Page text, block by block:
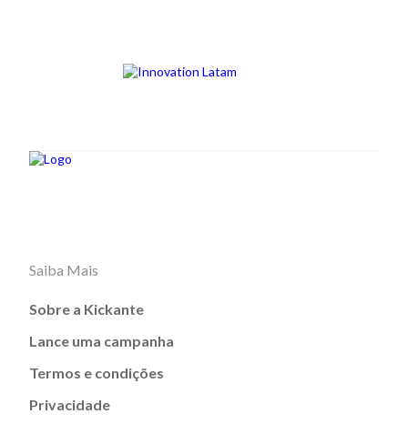
Saiba Mais
Sobre a Kickante
Lance uma campanha
Termos e condições
Privacidade